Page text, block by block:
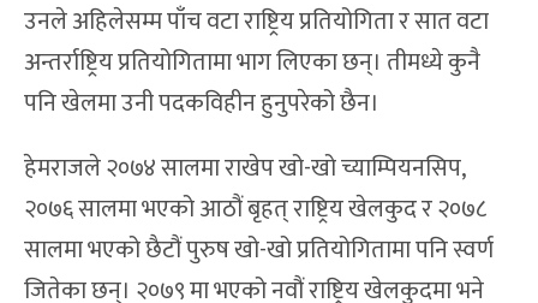
उनले अहिलेसम्म पाँच वटा राष्ट्रिय प्रतियोगिता र सात वटा
अन्तर्राष्ट्रिय प्रतियोगितामा भाग लिएका छन्। तीमध्ये कुनै
पनि खेलमा उनी पदकविहीन हुनुपरेको छैन।
हेमराजले २०७४ सालमा राखेप खो-खो च्याम्पियनसिप,
२०७६ सालमा भएको आठौं बृहत् राष्ट्रिय खेलकुद र २०७८
सालमा भएको छैटौं पुरुष खो-खो प्रतियोगितामा पनि स्वर्ण
जितेका छन्। २०७९ मा भएको नवौं राष्ट्रिय खेलकुदमा भने